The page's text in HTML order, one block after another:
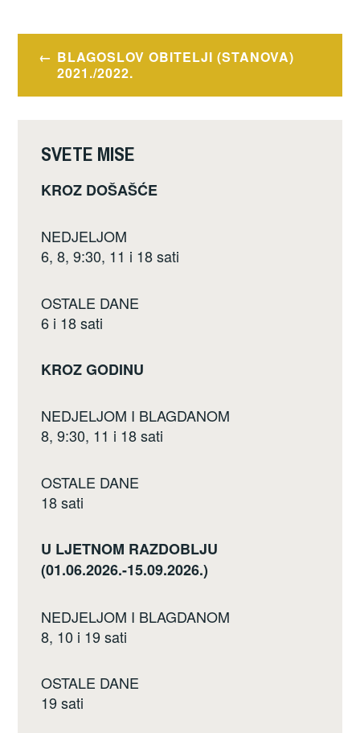
e
b
o
k
er e
Navigacija
objava
BLAGOSLOV OBITELJI (STANOVA)
2021./2022.
SVETE MISE
KROZ DOŠAŠĆE
NEDJELJOM
6, 8, 9:30, 11 i 18 sati
OSTALE DANE
6 i 18 sati
KROZ GODINU
NEDJELJOM I BLAGDANOM
8, 9:30, 11 i 18 sati
OSTALE DANE
18 sati
U LJETNOM RAZDOBLJU
(01.06.2026.-15.09.2026.)
NEDJELJOM I BLAGDANOM
8, 10 i 19 sati
OSTALE DANE
19 sati